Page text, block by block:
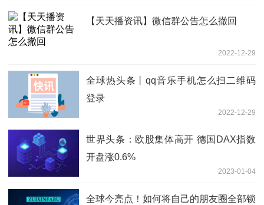
【天天播资讯】微信群公告怎么撤回
2022-12-29
全球热头条丨qq音乐手机怎么扫二维码
登录
2022-12-29
世界头条：欧股集体高开 德国DAX指数
开盘涨0.6%
2023-01-04
全球今亮点！如何将自己的朋友圈全部锁